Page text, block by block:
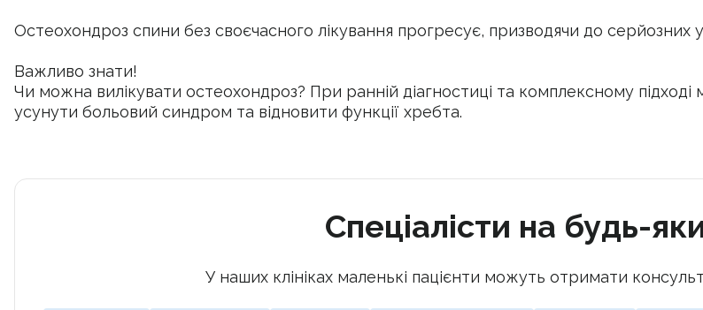
Остеохондроз спини без своєчасного лікування прогресує, призводячи до серйозних
Важливо знати!
Чи можна вилікувати остеохондроз? При ранній діагностиці та комплексному
усунути больовий синдром та відновити функції хребта.
Спеціалісти на будь-
У наших клініках маленькі пацієнти можуть отримати